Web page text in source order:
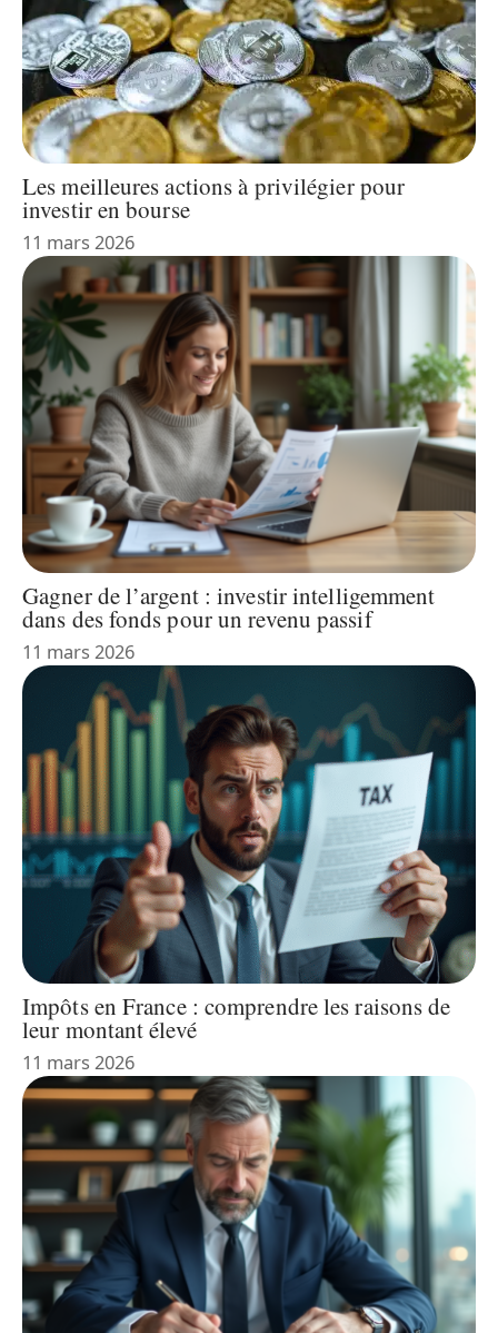
Les meilleures actions à privilégier pour
investir en bourse
11 mars 2026
Gagner de l’argent : investir intelligemment
dans des fonds pour un revenu passif
11 mars 2026
Impôts en France : comprendre les raisons de
leur montant élevé
11 mars 2026